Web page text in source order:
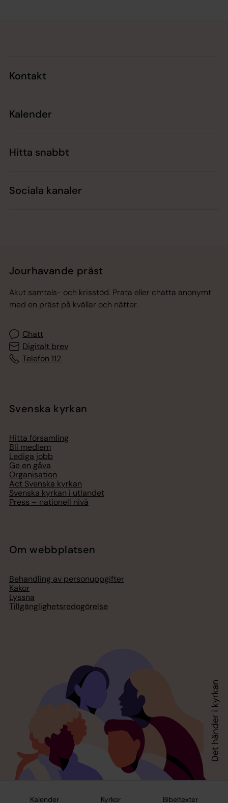
Kalender Kyrkor Bibeltexter
Kontakt
Kalender
Hitta snabbt
Sociala kanaler
Jourhavande präst
Akut samtals- och krisstöd. Prata eller chatta anonymt
med en präst på kvällar och nätter.
Chatt
Digitalt brev
Telefon 112
Svenska kyrkan
Hitta församling
Bli medlem
Lediga jobb
Ge en gåva
Organisation
Act Svenska kyrkan
Svenska kyrkan i utlandet
Press – nationell nivå
Om webbplatsen
Behandling av personuppgifter
Kakor
Lyssna
Tillgänglighetsredogörelse